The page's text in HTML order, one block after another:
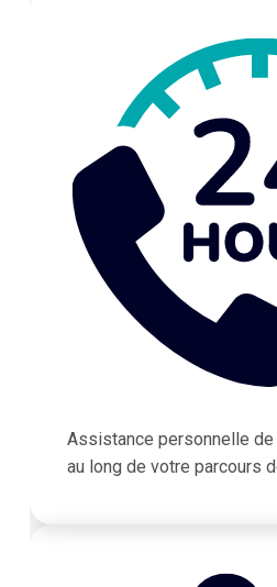
Assistance personnelle
au long de votre parcours